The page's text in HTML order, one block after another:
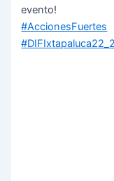
evento!
#AccionesFuertes